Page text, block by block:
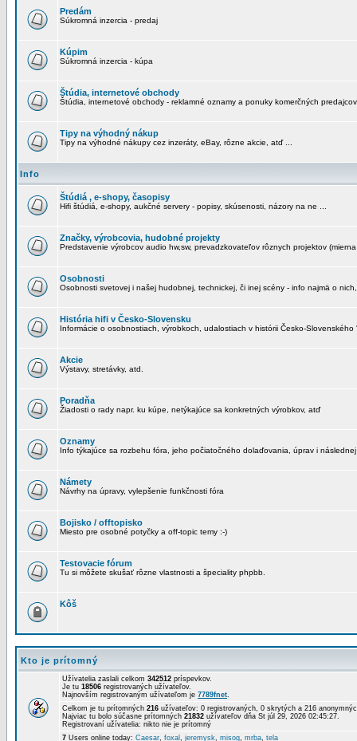
Predám
Súkromná inzercia - predaj
Kúpim
Súkromná inzercia - kúpa
Štúdia, internetové obchody
Štúdia, internetové obchody - reklamné oznamy a ponuky komerčných predajcov
Tipy na výhodný nákup
Tipy na výhodné nákupy cez inzeráty, eBay, rôzne akcie, atď ...
Info
Štúdiá , e-shopy, časopisy
Hifi štúdiá, e-shopy, aukčné servery - popisy, skúsenosti, názory na ne ...
Značky, výrobcovia, hudobné projekty
Predstavenie výrobcov audio hw,sw, prevadzkovateľov rôznych projektov
Osobnosti
Osobnosti svetovej i našej hudobnej, technickej, či inej scény - info najmä o
História hifi v Česko-Slovensku
Informácie o osobnostiach, výrobkoch, udalostiach v histórii Česko-Slovenského
Akcie
Výstavy, stretávky, atd.
Poradňa
Žiadosti o rady napr. ku kúpe, netýkajúce sa konkretných výrobkov, atď
Oznamy
Info týkajúce sa rozbehu fóra, jeho počiatočného dolaďovania, úprav i
Námety
Návrhy na úpravy, vylepšenie funkčnosti fóra
Bojisko / offtopisko
Miesto pre osobné potyčky a off-topic temy :-)
Testovacie fórum
Tu si môžete skušať rôzne vlastnosti a špeciality phpbb.
Kôš
Kto je prítomný
Užívatelia zaslali celkom 342512 príspevkov.
Je tu 18506 registrovaných užívateľov.
Najnovším registrovaným užívateľom je 7789fnet.
Celkom je tu prítomných 216 užívateľov: 0 registrovaných, 0 skrytých a 216
Najviac tu bolo súčasne prítomných 21832 užívateľov dňa St júl 29, 2026 02:45:27.
Registrovaní užívatelia: nikto nie je prítomný
7 Users online today: Caesar, foxal , jeremysk, misog, mrba, tela